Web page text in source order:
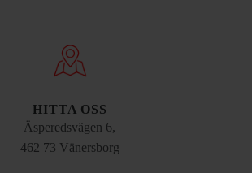
HITTA OSS
Äsperedsvägen 6,
462 73 Vänersborg